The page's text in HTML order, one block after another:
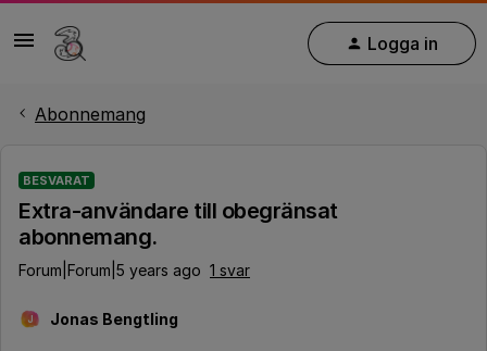
Logga in
Abonnemang
BESVARAT
Extra-användare till obegränsat
abonnemang.
Forum|Forum|5 years ago 1 svar
J Jonas Bengtling